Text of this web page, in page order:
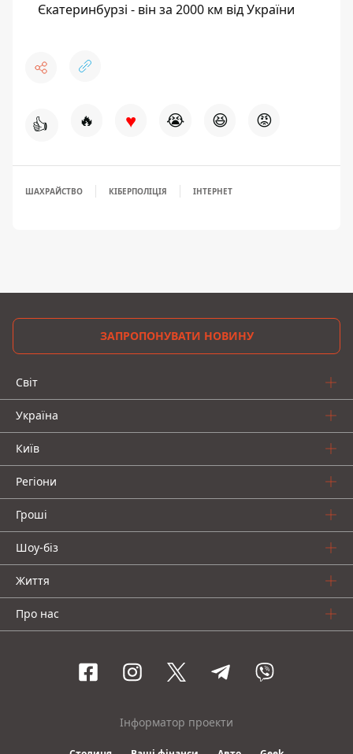
Єкатеринбурзі - він за 2000 км від України
👍 🔥 ♥ 😭 😆 😡
ШАХРАЙСТВО КІБЕРПОЛІЦІЯ ІНТЕРНЕТ
ЗАПРОПОНУВАТИ НОВИНУ
Світ
Україна
Київ
Регіони
Гроші
Шоу-біз
Життя
Про нас
Інформатор проекти